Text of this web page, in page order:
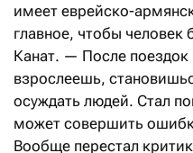
имеет еврейско-
главное, чтобы
Канат. — После поездок
взрослеешь,
осуждать людей. Стал
может совершить
Вообще перестал